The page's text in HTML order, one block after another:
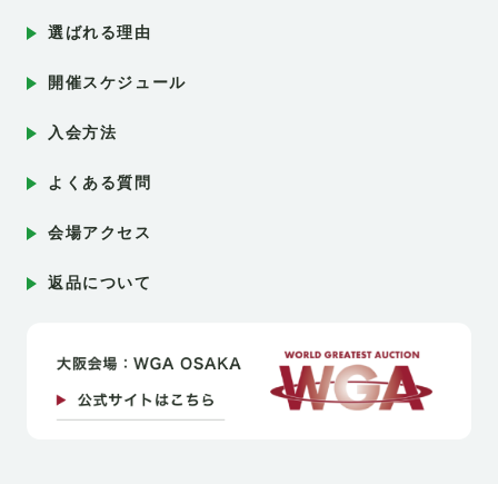
選ばれる理由
開催スケジュール
入会方法
よくある質問
会場アクセス
返品について